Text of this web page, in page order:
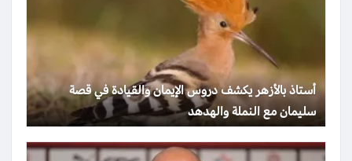
أستاذ بالأزهر يكشف دروس الإيمان والقيادة في قصة
سليمان مع النملة والهدهد